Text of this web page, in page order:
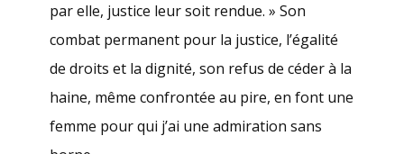
par elle, justice leur soit rendue. » Son
combat permanent pour la justice, l’égalité
de droits et la dignité, son refus de céder à la
haine, même confrontée au pire, en font une
femme pour qui j’ai une admiration sans